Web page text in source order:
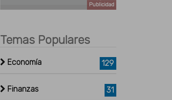
Publicidad
Temas Populares
Economía 129
Finanzas 31